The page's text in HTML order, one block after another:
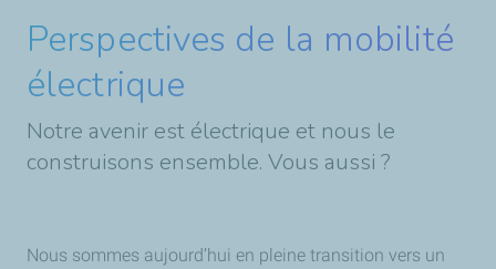
Perspectives de la mobilité
électrique
Notre avenir est électrique et nous le
construisons ensemble. Vous aussi ?
Nous sommes aujourd’hui en pleine transition vers un